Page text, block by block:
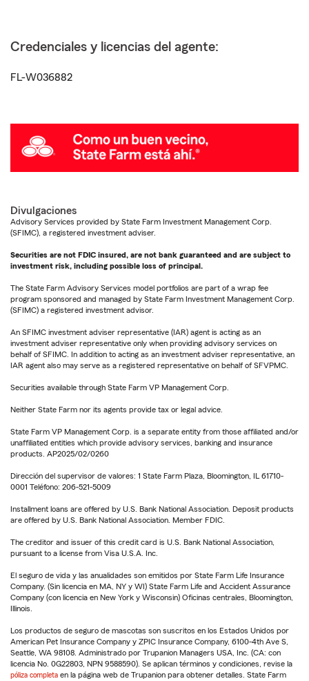
Credenciales y licencias del agente:
FL-W036882
Divulgaciones
Advisory Services provided by State Farm Investment Management Corp.
(SFIMC), a registered investment adviser.
Securities are not FDIC insured, are not bank guaranteed and are subject to
investment risk, including possible loss of principal.
The State Farm Advisory Services model portfolios are part of a wrap fee
program sponsored and managed by State Farm Investment Management Corp.
(SFIMC) a registered investment advisor.
An SFIMC investment adviser representative (IAR) agent is acting as an
investment adviser representative only when providing advisory services on
behalf of SFIMC. In addition to acting as an investment adviser representative, an
IAR agent also may serve as a registered representative on behalf of SFVPMC.
Securities available through State Farm VP Management Corp.
Neither State Farm nor its agents provide tax or legal advice.
State Farm VP Management Corp. is a separate entity from those affiliated and/or
unaffiliated entities which provide advisory services, banking and insurance
products. AP2025/02/0260
Dirección del supervisor de valores: 1 State Farm Plaza, Bloomington, IL 61710-
0001 Teléfono: 206-521-5009
Installment loans are offered by U.S. Bank National Association. Deposit products
are offered by U.S. Bank National Association. Member FDIC.
The creditor and issuer of this credit card is U.S. Bank National Association,
pursuant to a license from Visa U.S.A. Inc.
El seguro de vida y las anualidades son emitidos por State Farm Life Insurance
Company. (Sin licencia en MA, NY y WI) State Farm Life and Accident Assurance
Company (con licencia en New York y Wisconsin) Oficinas centrales, Bloomington,
Illinois.
Los productos de seguro de mascotas son suscritos en los Estados Unidos por
American Pet Insurance Company y ZPIC Insurance Company, 6100-4th Ave S,
Seattle, WA 98108. Administrado por Trupanion Managers USA, Inc. (CA: con
licencia No. 0G22803, NPN 9588590). Se aplican términos y condiciones, revise la
póliza completa en la página web de Trupanion para obtener detalles. State Farm